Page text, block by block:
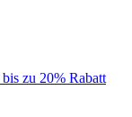
zu 20% Rabatt